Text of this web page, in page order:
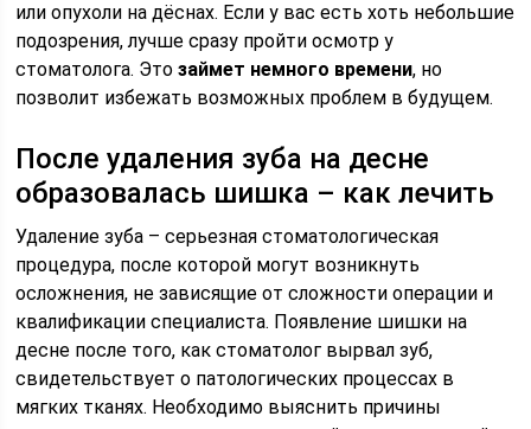
или опухоли на дёснах. Если у вас есть хоть небольшие
подозрения, лучше сразу пройти осмотр у
стоматолога. Этозаймет немного времени, но
позволит избежать возможных проблем в будущем.
После удаления зуба на десне
образовалась шишка – как лечить
Удаление зуба – серьезная стоматологическая
процедура, после которой могут возникнуть
осложнения, не зависящие от сложности операции и
квалификации специалиста. Появление шишки на
десне после того, как стоматолог вырвал зуб,
свидетельствует о патологических процессах в
мягких тканях. Необходимо выяснить причины